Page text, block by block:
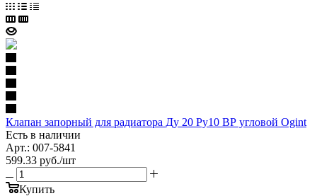
Клапан запорный для радиатора Ду 20 Ру10 ВР угловой Ogint
Есть в наличии
Арт.: 007-5841
599.33 руб./шт
Купить